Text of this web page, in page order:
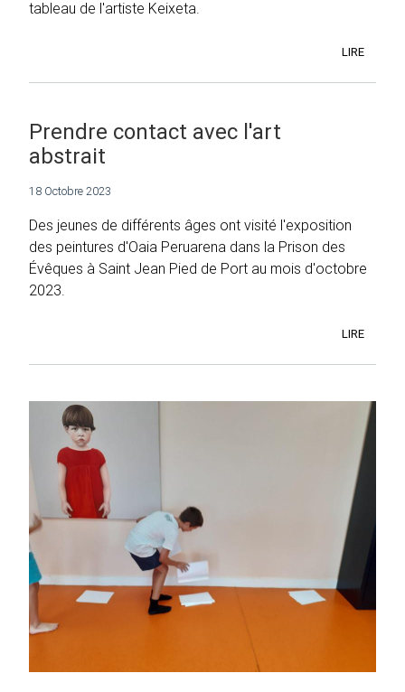
tableau de l'artiste Keixeta.
LIRE
Prendre contact avec l'art
abstrait
18 Octobre 2023
Des jeunes de différents âges ont visité l'exposition
des peintures d'Oaia Peruarena dans la Prison des
Évêques à Saint Jean Pied de Port au mois d'octobre
2023.
LIRE